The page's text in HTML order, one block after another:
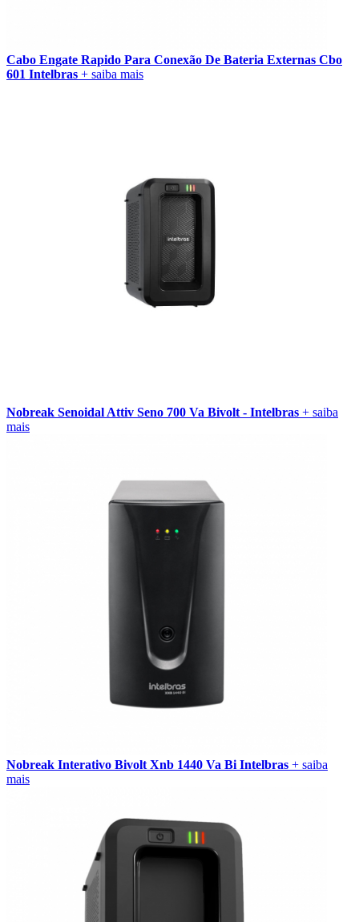
Cabo Engate Rapido Para Conexão De Bateria Externas Cbo
601 Intelbras + saiba mais
Nobreak Senoidal Attiv Seno 700 Va Bivolt - Intelbras + saiba
mais
Nobreak Interativo Bivolt Xnb 1440 Va Bi Intelbras + saiba
mais